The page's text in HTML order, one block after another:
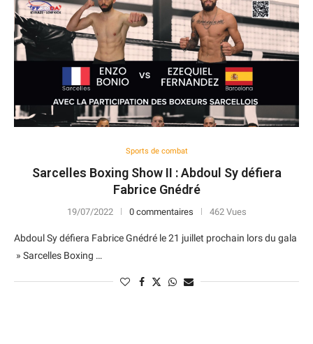
Sports de combat
Sarcelles Boxing Show II : Abdoul Sy défiera
Fabrice Gnédré
19/07/2022 0 commentaires 462 Vues
Abdoul Sy défiera Fabrice Gnédré le 21 juillet prochain lors du gala
» Sarcelles Boxing …